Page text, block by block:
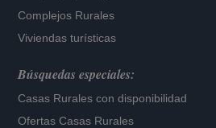
Complejos Rurales
Viviendas turísticas
Búsquedas especiales:
Casas Rurales con disponibilidad
Ofertas Casas Rurales